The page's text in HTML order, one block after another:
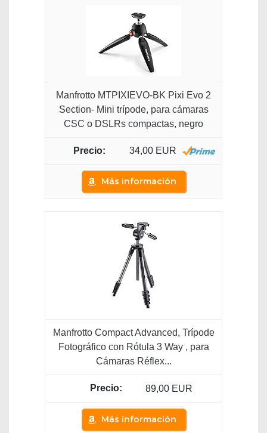
Manfrotto MTPIXIEVO-BK Pixi Evo 2
Section- Mini trípode, para cámaras
CSC o DSLRs compactas, negro
34,00 EUR
Más información
Manfrotto Compact Advanced, Trípode
Fotográfico con Rótula 3 Way , para
Cámaras Réflex...
89,00 EUR
Más información